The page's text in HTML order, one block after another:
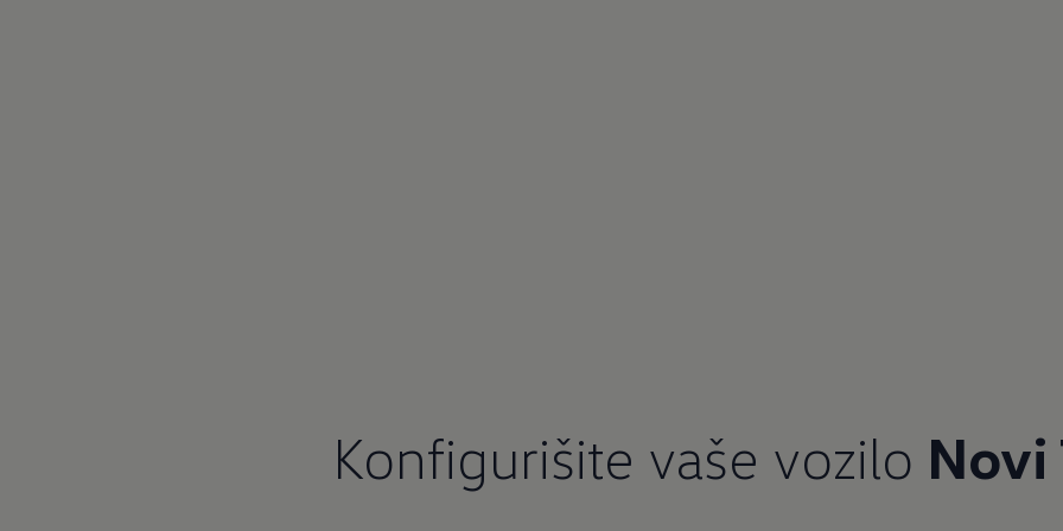
Konfigurišite vaše vozilo Novi